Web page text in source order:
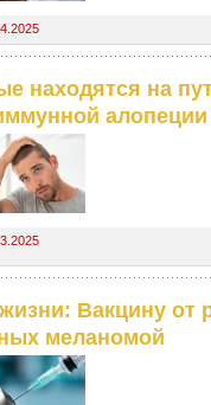
находятся на
алопеции
Вакцину от
меланомой